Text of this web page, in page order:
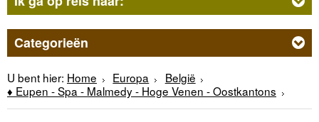
Categorieën
U bent hier: Home Europa
België
♦ Eupen - Spa - Malmedy - Hoge Venen - Oostkantons